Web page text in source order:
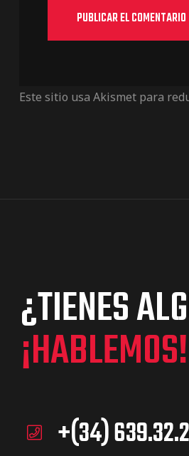
Este sitio usa Akismet para
¿TIENES
¡HABLEMOS!
+(34)